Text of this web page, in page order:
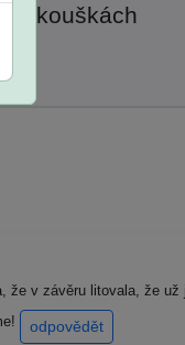
zkouškách
že v závěru litovala, že
odpovědět